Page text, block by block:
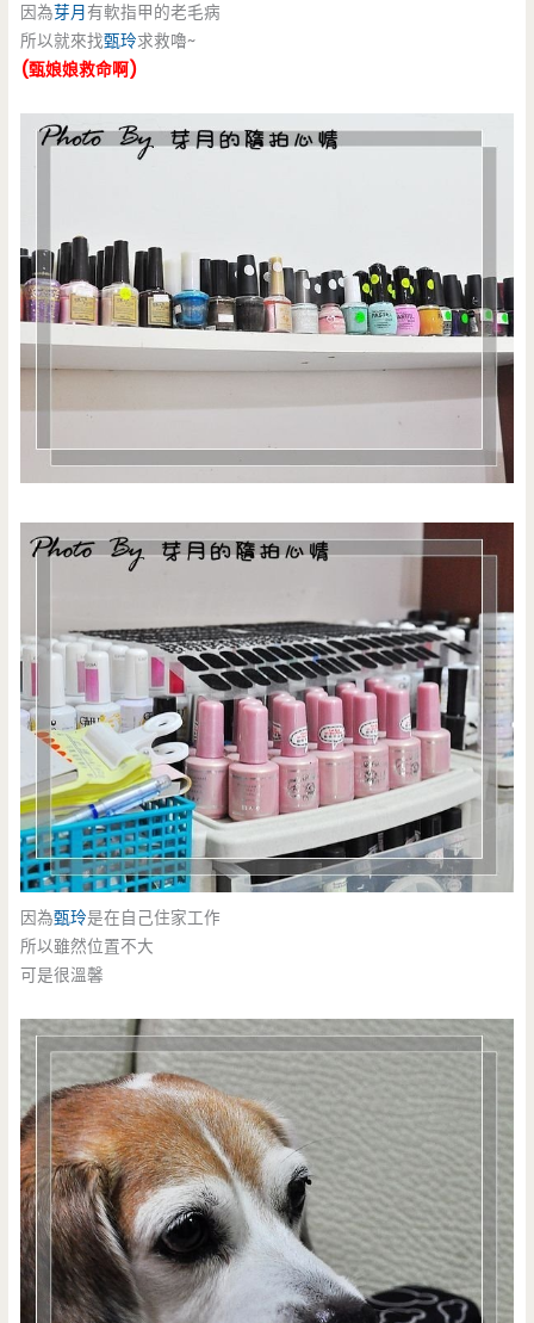
因為芽月有軟指甲的老毛病
所以就來找甄玲求救嚕~
(甄娘娘救命啊)
因為甄玲是在自己住家工作
所以雖然位置不大
可是很溫馨